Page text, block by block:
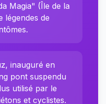
Magia" (Île de la
légendes de
inauguré en
pont suspendu
utilisé par le
et cyclistes.